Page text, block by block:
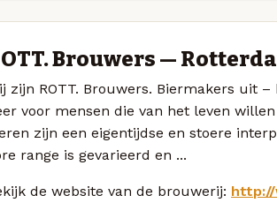
Brouwers —
zijn ROTT. Brouwers. Biermakers uit
voor mensen die van het leven
zijn een eigentijdse en stoere
range is gevarieerd en ...
de website van de brouwerij: